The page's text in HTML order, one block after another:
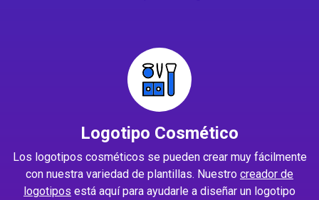
Logotipo Cosmético
Los logotipos cosméticos se pueden crear muy fácilmente
con nuestra variedad de plantillas. Nuestro creador de
logotipos está aquí para ayudarle a diseñar un logotipo